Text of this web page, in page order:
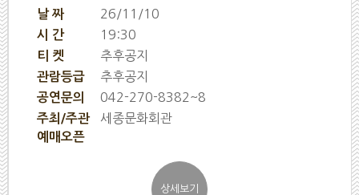
날 짜 26/11/10
시 간 19:30
티 켓 추후공지
관람등급 추후공지
공연문의 042-270-8382~8
주최/주관 세종문화회관
예매오픈